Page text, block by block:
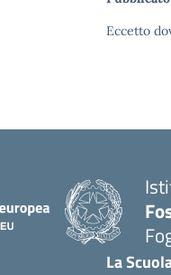
Eccetto
—
La